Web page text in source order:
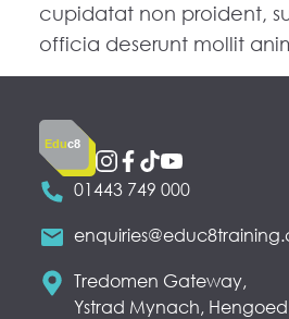
cupidatat non proident,
officia deserunt mollit
Educ8
01443 749 000
Tredomen Gateway,
Ystrad Mynach,